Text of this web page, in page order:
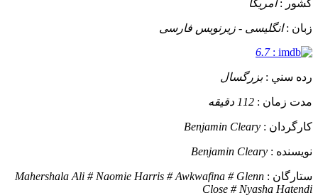
کشور :آمریکا
زبان :انگلیسی - زیرنویس فارسی
:
6.7
رده سني :بزرگسال
مدت زمان : 112 دقیقه
کارگردان : Benjamin Cleary
نويسنده : Benjamin Cleary
ستارگان : Mahershala Ali # Naomie Harris # Awkwafina # Glenn
Close # Nyasha Hatendi